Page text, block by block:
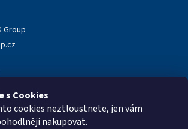
s Cookies
cookies neztloustnete, jen vám
nakupovat.
Group
údajů